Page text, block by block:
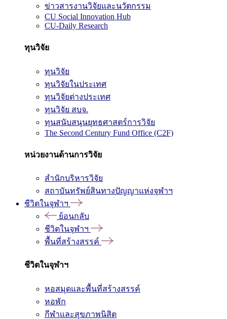
ข่าวสารงานวิจัยและนวัตกรรม
CU Social Innovation Hub
CU-Daily Research
ทุนวิจัย
ทุนวิจัย
ทุนวิจัยในประเทศ
ทุนวิจัยต่างประเทศ
ทุนวิจัย สบจ.
ทุนสนับสนุนยุทธศาสตร์การวิจัย
The Second Century Fund Office (C2F)
หน่วยงานด้านการวิจัย
สำนักบริหารวิจัย
สถาบันทรัพย์สินทางปัญญาแห่งจุฬาฯ
ชีวิตในจุฬาฯ
ย้อนกลับ
ชีวิตในจุฬาฯ
พื้นที่สร้างสรรค์
ชีวิตในจุฬาฯ
หอสมุดและพื้นที่สร้างสรรค์
หอพัก
กีฬาและสุขภาพนิสิต